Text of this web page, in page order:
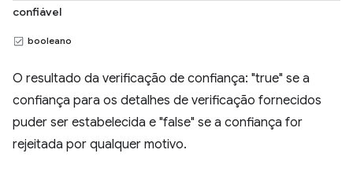
confiável
booleano
O resultado da verificação de confiança: "true" se a
confiança para os detalhes de verificação fornecidos
puder ser estabelecida e "false" se a confiança for
rejeitada por qualquer motivo.